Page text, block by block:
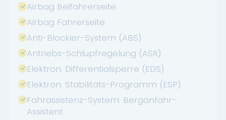
Airbag Beifahrerseite
Airbag Fahrerseite
Anti-Blockier-System (ABS)
Antriebs-Schlupfregelung (ASR)
Elektron. Differentialsperre (EDS)
Elektron. Stabilitäts-Programm (ESP)
Fahrassistenz-System: Berganfahr-
Assistent